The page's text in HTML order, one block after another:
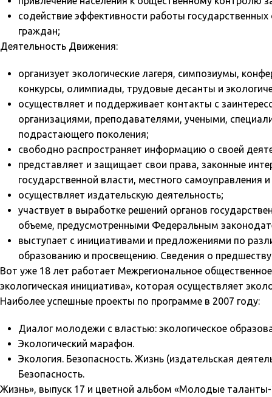
содействие эффективности работы
граждан;
Деятельность Движения:
организует экологические лагеря, симпозиумы,
конкурсы, олимпиады, трудовые десанты и
осуществляет и поддерживает контакты с
организациями, преподавателями, учеными,
подрастающего поколения;
свободно распространяет информацию о своей
представляет и защищает свои права, законные
государственной власти, местного самоуправления
осуществляет издательскую деятельность;
участвует в выработке решений органов
объеме, предусмотренными Федеральным
выступает с инициативами и предложениями по
образованию и просвещению. Сведения о
Вот уже 18 лет работает Межрегиональное
экологическая инициатива», которая осуществляет
Наиболее успешные проекты по программе в 2007 году:
Диалог молодежи с властью: экологическое
Экологический марафон.
Экология. Безопасность. Жизнь (издательская
Безопасность.
Жизнь», выпуск 17 и цветной альбом «Молодые